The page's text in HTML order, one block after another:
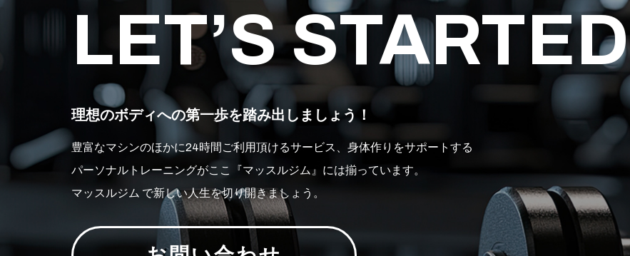
LET’S STARTED
理想のボディへの第一歩を踏み出しましょう！
豊富なマシンのほかに24時間ご利用頂けるサービス、身体作りをサポートする
パーソナルトレーニングがここ『マッスルジム』には揃っています。
マッスルジム で新しい人生を切り開きましょう。